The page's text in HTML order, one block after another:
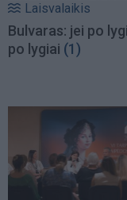
Laisvalaikis
Bulvaras: jei po
po lygiai (1)